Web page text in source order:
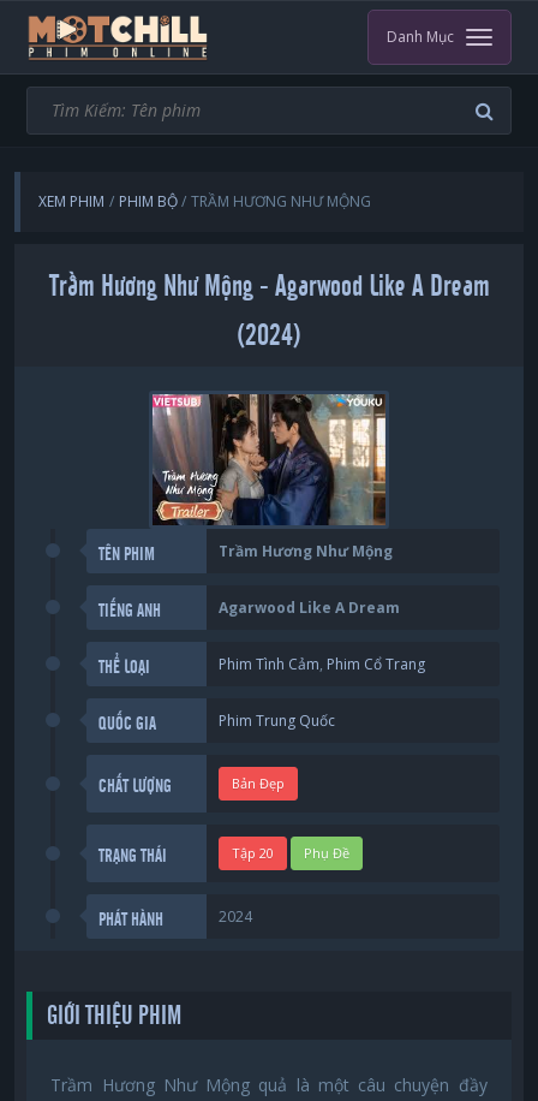
Danh Mục
XEM PHIM PHIM BỘ TRẦM HƯƠNG NHƯ MỘNG
Trầm Hương Như Mộng - Agarwood Like A Dream
(2024)
TÊN PHIM Trầm Hương Như Mộng
TIẾNG ANH Agarwood Like A Dream
THỂ LOẠI Phim Tình Cảm, Phim Cổ Trang
QUỐC GIA Phim Trung Quốc
CHẤT LƯỢNG Bản Đẹp
TRẠNG THÁI Tập 20 Phụ Đề
PHÁT HÀNH 2024
GIỚI THIỆU PHIM
Trầm Hương Như Mộng quả là một câu chuyện đầy